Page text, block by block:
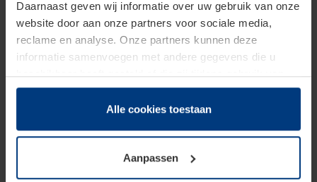
Daarnaast geven wij informatie over uw gebruik van onze
website door aan onze partners voor sociale media,
reclame en analyse. Onze partners kunnen deze
informatie samenvoegen met andere gegevens die u
beschikbaar heeft gesteld of die zij tijdens gebruik van
hun diensten hebben verzameld.
Juridisch hebben wij het recht om cookies op uw
van deze pagina's absoluut vereist is. Voor alle andere
soorten cookies is uw toestemming benodigd. Uw
toestemming kunt u op elk moment bij de uitleg van de
Alle cookies toestaan
Aanpassen
Voornaam*